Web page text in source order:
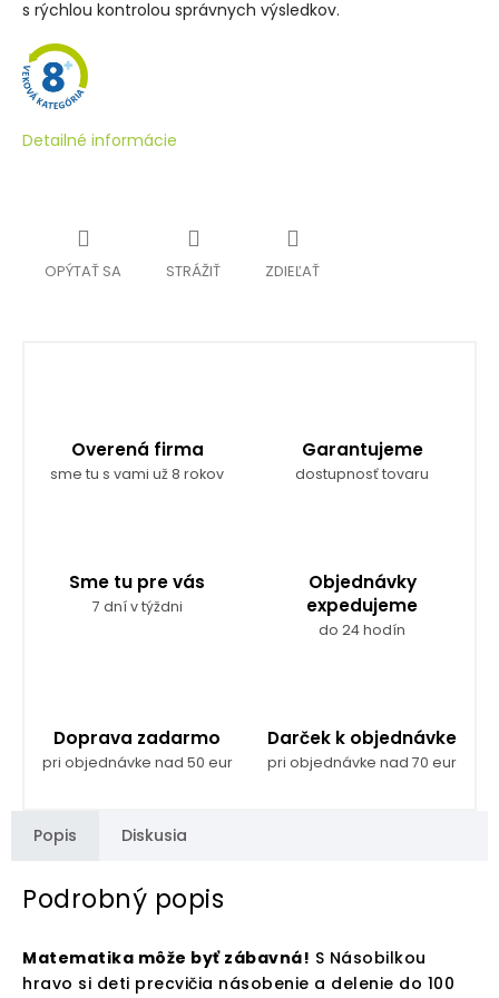
s rýchlou kontrolou správnych výsledkov.
Detailné informácie
OPÝTAŤ SA STRÁŽIŤ ZDIEĽAŤ
Overená firma
sme tu s vami už 8 rokov
Garantujeme
dostupnosť tovaru
Sme tu pre vás
7 dní v týždni
Objednávky
expedujeme
do 24 hodín
Doprava zadarmo
pri objednávke nad 50 eur
Darček k objednávke
pri objednávke nad 70 eur
Popis Diskusia
Podrobný popis
Matematika môže byť zábavná! S Násobilkou
hravo si deti precvičia násobenie a delenie do 100